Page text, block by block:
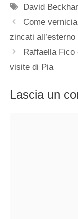
Tag
David
Come
zincati all’esterno
Raffaella
visite di Pia
Lascia un